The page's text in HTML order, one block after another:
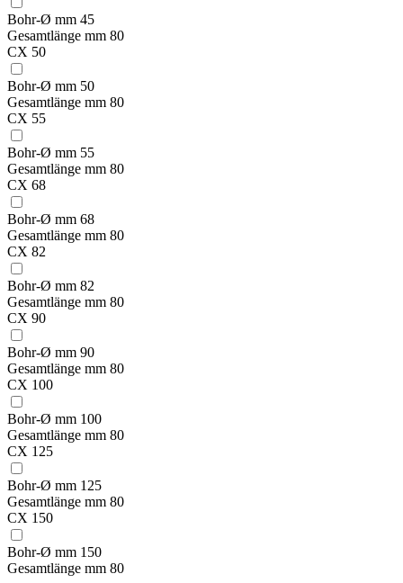
Bohr-Ø mm 45
Gesamtlänge mm 80
CX 50
Bohr-Ø mm 50
Gesamtlänge mm 80
CX 55
Bohr-Ø mm 55
Gesamtlänge mm 80
CX 68
Bohr-Ø mm 68
Gesamtlänge mm 80
CX 82
Bohr-Ø mm 82
Gesamtlänge mm 80
CX 90
Bohr-Ø mm 90
Gesamtlänge mm 80
CX 100
Bohr-Ø mm 100
Gesamtlänge mm 80
CX 125
Bohr-Ø mm 125
Gesamtlänge mm 80
CX 150
Bohr-Ø mm 150
Gesamtlänge mm 80